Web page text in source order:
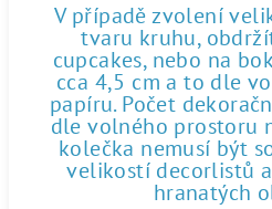
V případě zvolení
tvaru kruhu,
cupcakes, nebo na
cca 4,5 cm a to dle
papíru. Počet
dle volného prostoru
kolečka nemusí být
velikostí decorlistů
hranatých